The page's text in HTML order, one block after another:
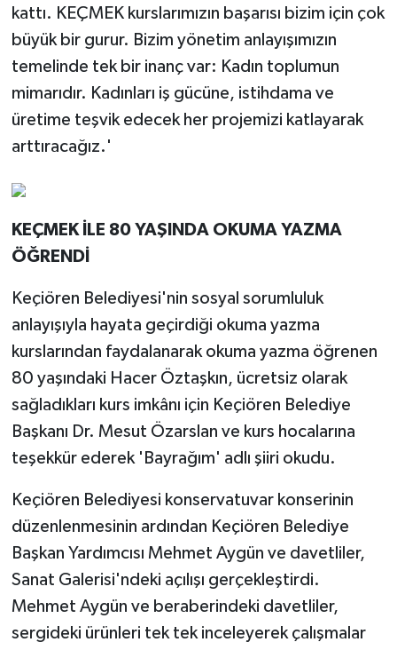
kattı. KEÇMEK kurslarımızın başarısı bizim için çok
büyük bir gurur. Bizim yönetim anlayışımızın
temelinde tek bir inanç var: Kadın toplumun
mimarıdır. Kadınları iş gücüne, istihdama ve
üretime teşvik edecek her projemizi katlayarak
arttıracağız.'
KEÇMEK İLE 80 YAŞINDA OKUMA YAZMA
ÖĞRENDİ
Keçiören Belediyesi'nin sosyal sorumluluk
anlayışıyla hayata geçirdiği okuma yazma
kurslarından faydalanarak okuma yazma öğrenen
80 yaşındaki Hacer Öztaşkın, ücretsiz olarak
sağladıkları kurs imkânı için Keçiören Belediye
Başkanı Dr. Mesut Özarslan ve kurs hocalarına
teşekkür ederek 'Bayrağım' adlı şiiri okudu.
Keçiören Belediyesi konservatuvar konserinin
düzenlenmesinin ardından Keçiören Belediye
Başkan Yardımcısı Mehmet Aygün ve davetliler,
Sanat Galerisi'ndeki açılışı gerçekleştirdi.
Mehmet Aygün ve beraberindeki davetliler,
sergideki ürünleri tek tek inceleyerek çalışmalar